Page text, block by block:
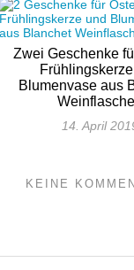
Zwei Geschenke
Blumenvase aus
14. April
KEINE